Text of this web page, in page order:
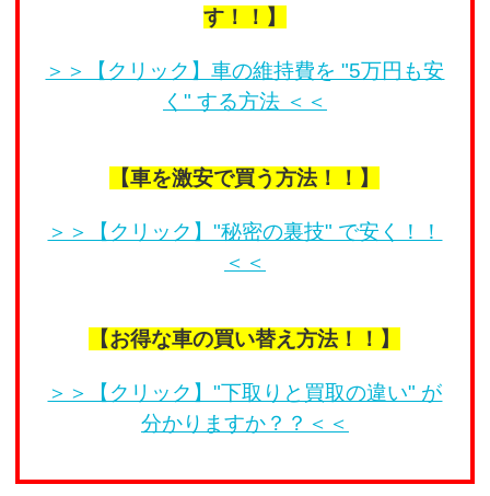
す！！】
＞＞【クリック】車の維持費を "5万円も安
く" する方法 ＜＜
【車を激安で買う方法！！】
＞＞【クリック】"秘密の裏技" で安く！！
＜＜
【お得な車の買い替え方法！！】
＞＞【クリック】"下取りと買取の違い" が
分かりますか？？＜＜